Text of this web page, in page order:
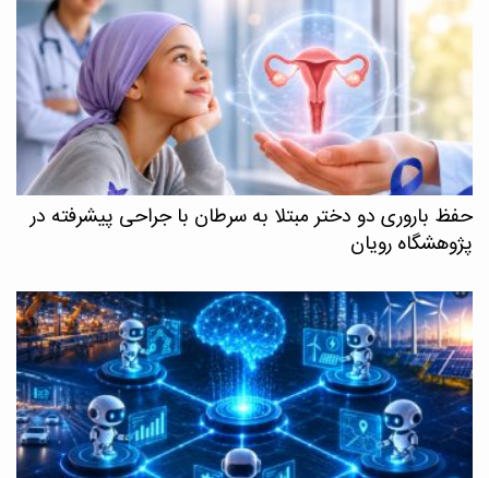
حفظ باروری دو دختر مبتلا به سرطان با جراحی پیشرفته در
پژوهشگاه رویان